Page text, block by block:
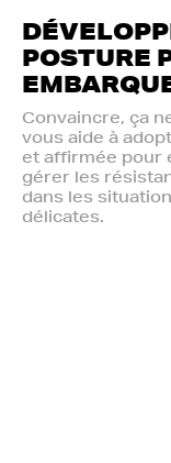
POSTURE
Convaincre, ça
vous aide à
et affirmée pour
gérer les
dans les
délicates.